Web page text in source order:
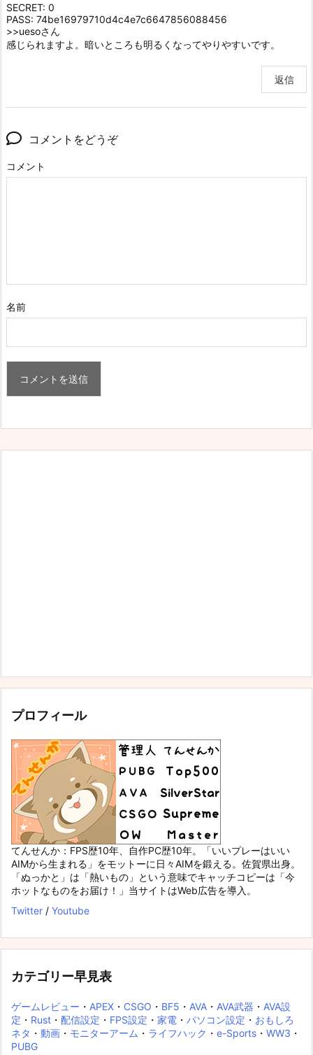
SECRET: 0
PASS: 74be16979710d4c4e7c6647856088456
>>uesoさん
感じられますよ。暗いところも明るくなってやりやすいです。
返信
コメントをどうぞ
コメント
名前
プロフィール
てんせんか：FPS歴10年、自作PC歴10年。「いいプレーはいい
AIMから生まれる」をモットーに日々AIMを鍛える。佐賀県出身。
「ぬっかと」は「熱いもの」という意味でキャッチコピーは「今
ホットなものをお届け！」当サイトはWeb広告を導入。
Twitter / Youtube
カテゴリー早見表
ゲームレビュー ・ APEX ・ CSGO ・ BF5 ・ AVA ・ AVA武器 ・ AVA設
定 ・ Rust ・ 配信設定 ・ FPS設定 ・ 家電 ・ パソコン設定 ・ おもしろ
ネタ ・ 動画 ・ モニターアーム ・ ライフハック ・ e-Sports ・ WW3 ・
PUBG